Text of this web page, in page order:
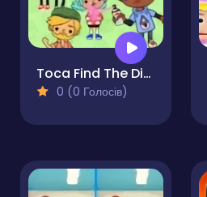
Toca Find The Differences
0 (0 Голосів)